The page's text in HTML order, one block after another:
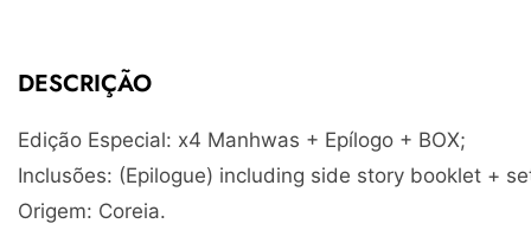
DESCRIÇÃO
Edição Especial: x4 Manhwas + Epílogo + BOX;
Inclusões: (Epilogue) including side story booklet +
Origem: Coreia.